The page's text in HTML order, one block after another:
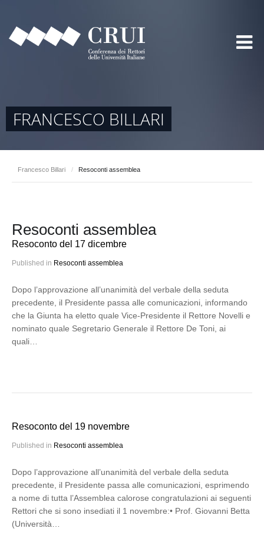
FRANCESCO BILLARI
Francesco Billari / Resoconti assemblea
Resoconti assemblea
Resoconto del 17 dicembre
Published in Resoconti assemblea
Dopo l’approvazione all’unanimità del verbale della seduta
precedente, il Presidente passa alle comunicazioni, informando
che la Giunta ha eletto quale Vice-Presidente il Rettore Novelli e
nominato quale Segretario Generale il Rettore De Toni, ai
quali…
Resoconto del 19 novembre
Published in Resoconti assemblea
Dopo l’approvazione all’unanimità del verbale della seduta
precedente, il Presidente passa alle comunicazioni, esprimendo
a nome di tutta l’Assemblea calorose congratulazioni ai seguenti
Rettori che si sono insediati il 1 novembre:• Prof. Giovanni Betta
(Università…